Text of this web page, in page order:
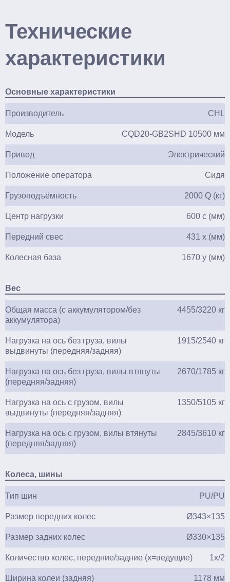
Технические
характеристики
Основные характеристики
Производитель CHL
Модель CQD20-GB2SHD 10500 мм
Привод Электрический
Положение оператора Сидя
Грузоподъёмность 2000 Q (кг)
Центр нагрузки 600 c (мм)
Передний свес 431 x (мм)
Колесная база 1670 y (мм)
Вес
Общая масса (с аккумулятором/без
аккумулятора)
4455/3220 кг
Нагрузка на ось без груза, вилы
выдвинуты (передняя/задняя)
1915/2540 кг
Нагрузка на ось без груза, вилы втянуты
(передняя/задняя)
2670/1785 кг
Нагрузка на ось с грузом, вилы
выдвинуты (передняя/задняя)
1350/5105 кг
Нагрузка на ось с грузом, вилы втянуты
(передняя/задняя)
2845/3610 кг
Колеса, шины
Тип шин PU/PU
Размер передних колес Ø343×135
Размер задних колес Ø330×135
Количество колес, передние/задние (х=ведущие) 1x/2
Ширина колеи (задняя) 1178 мм